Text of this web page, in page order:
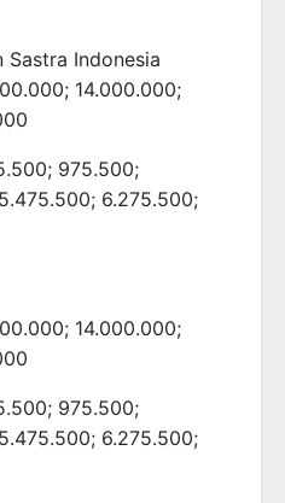
Sastra Indonesia
14.000.000;
975.500;
6.275.500;
14.000.000;
975.500;
6.275.500;